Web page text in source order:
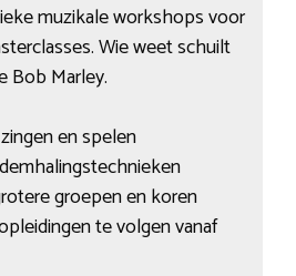
muzikale workshops voor
Wie weet schuilt
Bob Marley.
en spelen
groepen en koren
te volgen vanaf